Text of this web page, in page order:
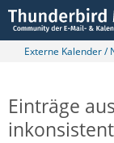
Externe Kalender /
Einträge
inkonsistent